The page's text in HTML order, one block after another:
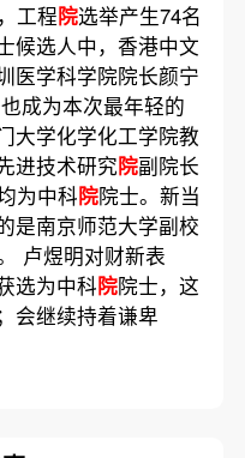
工程院选举产生74名
候选人中，香港中文
医学科学院院长颜宁
成为本次最年轻的
大学化学化工学院教
进技术研究院副院长
为中科院院士。新当
是南京师范大学副校
卢煜明对财新表
选为中科院院士，这
会继续持着谦卑